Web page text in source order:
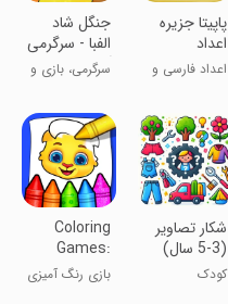
پاپیتا جزیره
اعداد
اعداد فارسی و
جنگل شاد
الفبا - سرگرمی
آموزش کودک
سرگرمی، بازی و
شکار تصاویر
(3-5 سال)
کودک
Coloring
Games:
Color &
Paint
بازی رنگ آمیزی